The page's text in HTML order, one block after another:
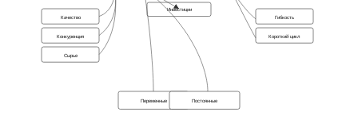
Качество
Конкуренция
Сырье
Гибкость
Короткий цикл
Переменные Постоянные
Инвестиции